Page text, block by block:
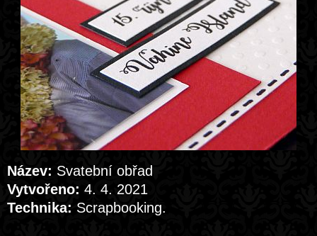
Název: Svatební obřad
Vytvořeno: 4. 4. 2021
Technika: Scrapbooking.